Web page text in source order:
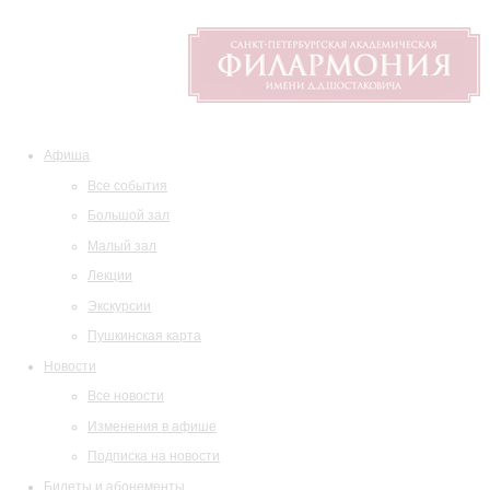
Афиша
Все события
Большой зал
Малый зал
Лекции
Экскурсии
Пушкинская карта
Новости
Все новости
Изменения в афише
Подписка на новости
Билеты и абонементы